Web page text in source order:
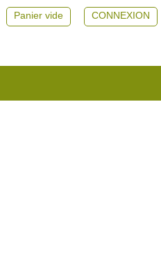
CONNEXION
Panier vide